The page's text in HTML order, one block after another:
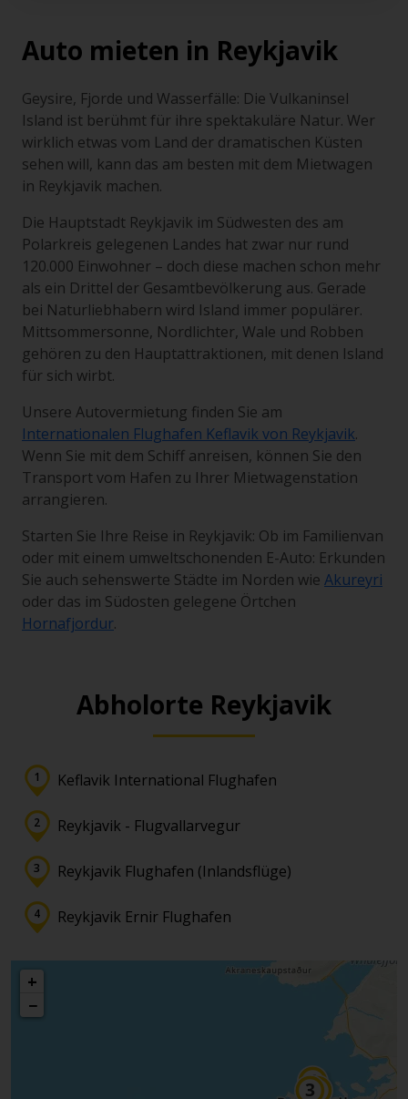
Auto mieten in Reykjavik
Geysire, Fjorde und Wasserfälle: Die Vulkaninsel
Island ist berühmt für ihre spektakuläre Natur. Wer
wirklich etwas vom Land der dramatischen Küsten
sehen will, kann das am besten mit dem Mietwagen
in Reykjavik machen.
Die Hauptstadt Reykjavik im Südwesten des am
Polarkreis gelegenen Landes hat zwar nur rund
120.000 Einwohner – doch diese machen schon mehr
als ein Drittel der Gesamtbevölkerung aus. Gerade
bei Naturliebhabern wird Island immer populärer.
Mittsommersonne, Nordlichter, Wale und Robben
gehören zu den Hauptattraktionen, mit denen Island
für sich wirbt.
Unsere Autovermietung finden Sie am
Internationalen Flughafen Keflavik von Reykjavik.
Wenn Sie mit dem Schiff anreisen, können Sie den
Transport vom Hafen zu Ihrer Mietwagenstation
arrangieren.
Starten Sie Ihre Reise in Reykjavik: Ob im Familienvan
oder mit einem umweltschonenden E-Auto: Erkunden
Sie auch sehenswerte Städte im Norden wie Akureyri
oder das im Südosten gelegene Örtchen
Hornafjordur.
Abholorte Reykjavik
Keflavik International Flughafen
Reykjavik - Flugvallarvegur
Reykjavik Flughafen (Inlandsflüge)
Reykjavik Ernir Flughafen
+
−